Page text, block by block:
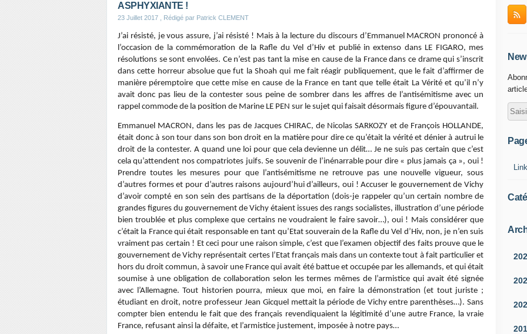
ASPHYXIANTE !
23 Juillet 2017 , Rédigé par Patrick CLEMENT
J’ai résisté, je vous assure, j’ai résisté ! Mais à la lecture du discours d’Emmanuel MACRON prononcé à
l’occasion de la commémoration de la Rafle du Vel d’Hiv et publié in extenso dans LE FIGARO, mes
résolutions se sont envolées. Ce n’est pas tant la mise en cause de la France dans ce drame qui s’inscrit
dans cette horreur absolue que fut la Shoah qui me fait réagir publiquement, que le fait d’affirmer de
manière péremptoire que cette mise en cause de la France en tant que telle était La Vérité et qu’il n’y
avait donc pas lieu de la contester sous peine de sombrer dans les affres de l’antisémitisme avec un
rappel commode de la position de Marine LE PEN sur le sujet qui faisait désormais figure d’épouvantail.
Emmanuel MACRON, dans les pas de Jacques CHIRAC, de Nicolas SARKOZY et de François HOLLANDE,
était donc à son tour dans son bon droit en la matière pour dire ce qu’était la vérité et dénier à autrui le
droit de la contester. A quand une loi pour que cela devienne un délit… Je ne suis pas certain que c’est
cela qu’attendent nos compatriotes juifs. Se souvenir de l’inénarrable pour dire « plus jamais ça », oui !
Prendre toutes les mesures pour que l’antisémitisme ne retrouve pas une nouvelle vigueur, sous
d’autres formes et pour d’autres raisons aujourd’hui d’ailleurs, oui ! Accuser le gouvernement de Vichy
d’avoir compté en son sein des partisans de la déportation (dois-je rappeler qu’un certain nombre de
grandes figures du gouvernement de Vichy étaient issues des rangs socialistes, illustration d’une période
bien troublée et plus complexe que certains ne voudraient le faire savoir…), oui ! Mais considérer que
c’était la France qui était responsable en tant qu’Etat souverain de la Rafle du Vel d’Hiv, non, je n’en suis
vraiment pas certain ! Et ceci pour une raison simple, c’est que l’examen objectif des faits prouve que le
gouvernement de Vichy représentait certes l’Etat français mais dans un contexte tout à fait particulier et
hors du droit commun, à savoir une France qui avait été battue et occupée par les allemands, et qui était
soumise à une obligation de collaboration selon les termes mêmes de l’armistice qui avait été signée
avec l’Allemagne. Tout historien pourra, mieux que moi, en faire la démonstration (et tout juriste ;
étudiant en droit, notre professeur Jean Gicquel mettait la période de Vichy entre parenthèses…). Sans
compter bien entendu le fait que des français revendiquaient la légitimité d’une autre France, la vraie
France, refusant ainsi la défaite, et l’armistice justement, imposée à notre pays…